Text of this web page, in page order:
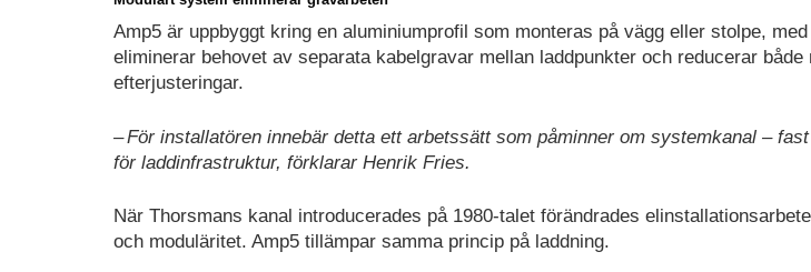
Amp5 är uppbyggt kring en aluminiumprofil som monteras på vägg eller stolpe,
eliminerar behovet av separata kabelgravar mellan laddpunkter och reducerar både
efterjusteringar.
– För installatören innebär detta ett arbetssätt som påminner om systemkanal –
för laddinfrastruktur, förklarar Henrik Fries.
När Thorsmans kanal introducerades på 1980-talet förändrades
och moduläritet. Amp5 tillämpar samma princip på laddning.